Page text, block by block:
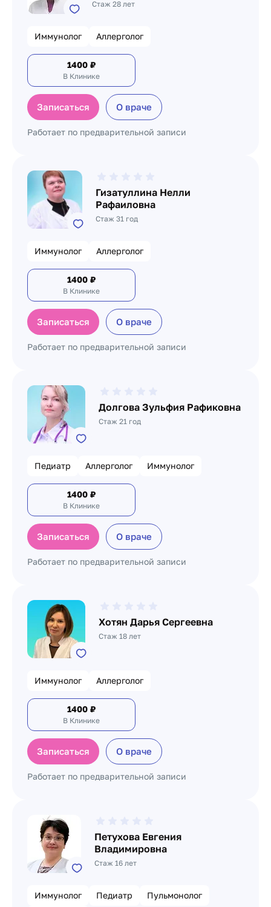
Стаж 28 лет
Иммунолог Аллерголог
1400 ₽
В Клинике
Записаться О враче
Работает по предварительной записи
Гизатуллина Нелли
Рафаиловна
Стаж 31 год
Иммунолог Аллерголог
1400 ₽
В Клинике
Записаться О враче
Работает по предварительной записи
Долгова Зульфия Рафиковна
Стаж 21 год
Педиатр Аллерголог Иммунолог
1400 ₽
В Клинике
Записаться О враче
Работает по предварительной записи
Хотян Дарья Сергеевна
Стаж 18 лет
Иммунолог Аллерголог
1400 ₽
В Клинике
Записаться О враче
Работает по предварительной записи
Петухова Евгения
Владимировна
Стаж 16 лет
Иммунолог Педиатр Пульмонолог